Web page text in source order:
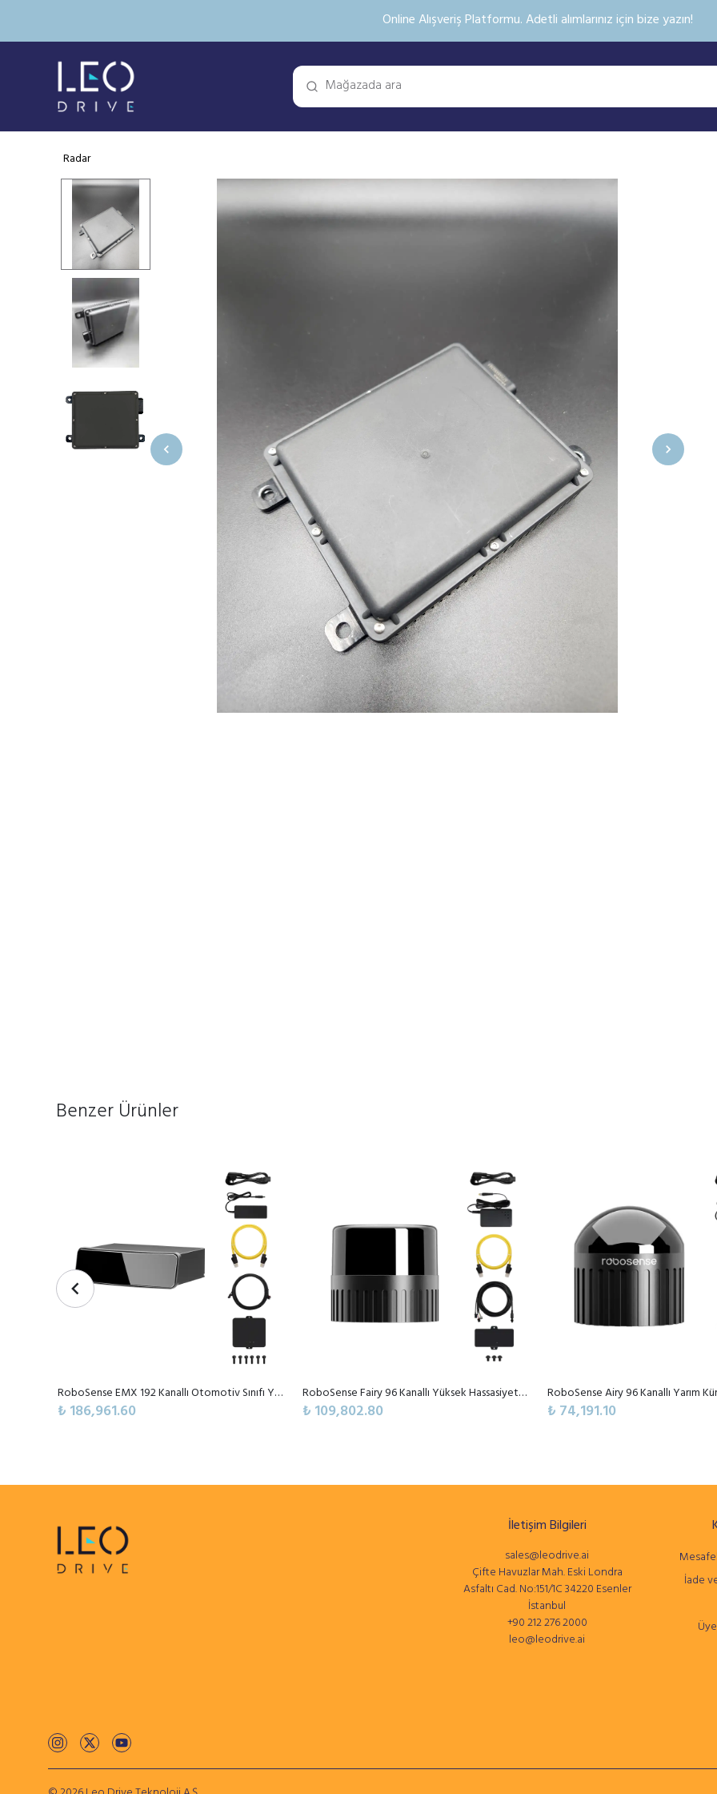
Online Alışveriş Platformu. Adetli alımlarınız için bize yazın!
Radar
Benzer Ürünler
RoboSense EMX 192 Kanallı Otomotiv Sınıfı Yüksek Performanslı Dijital LiDAR Sensörü
₺ 186,961.60
RoboSense Fairy 96 Kanallı Yüksek Hassasiyetli Orta Menzilli Dijital LiDAR Sensörü
₺ 109,802.80 ₺ 74,191.10
İade
İletişim Bilgileri
sales@leodrive.ai
Çifte Havuzlar Mah. Eski Londra
Asfaltı Cad. No:151/1C 34220 Esenler
İstanbul
+90 212 276 2000
leo@leodrive.ai